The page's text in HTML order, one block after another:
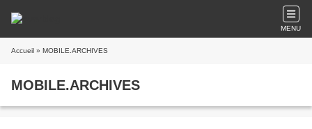
MENU
Accueil » MOBILE.ARCHIVES
MOBILE.ARCHIVES